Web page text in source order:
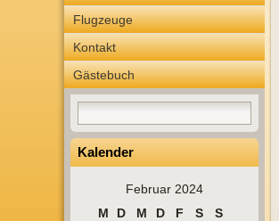
Flugzeuge
Kontakt
Gästebuch
Kalender
Februar 2024
M
D M D F S
S